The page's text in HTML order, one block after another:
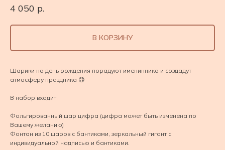
4 050 р.
В КОРЗИНУ
Шарики на день рождения порадуют именинника и создадут
атмосферу праздника 😉
В набор входит:
Фольгированный шар цифра (цифра может быть изменена по
Вашему желанию)
Фонтан из 10 шаров с бантиками, зеркальный гигант с
индивидуальной надписью и бантиками.